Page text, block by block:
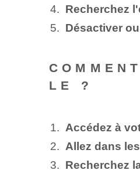
Recherchez
Désactiver
LE ?
Accédez à
Allez dans
Recherchez